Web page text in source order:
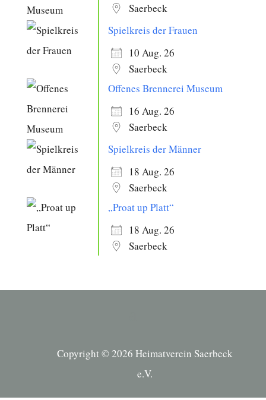
Saerbeck
Spielkreis der Frauen
10 Aug. 26
Saerbeck
Offenes Brennerei Museum
16 Aug. 26
Saerbeck
Spielkreis der Männer
18 Aug. 26
Saerbeck
„Proat up Platt“
18 Aug. 26
Saerbeck
Copyright © 2026 Heimatverein Saerbeck
e.V.